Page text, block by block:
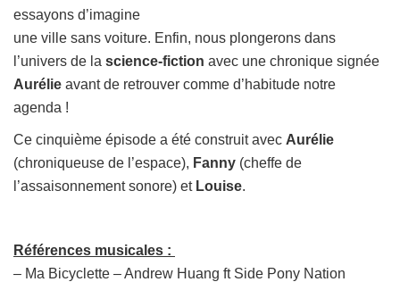
essayons d’imagine
une ville sans voiture. Enfin, nous plongerons dans
l’univers de la science-fiction avec une chronique signée
Aurélie avant de retrouver comme d’habitude notre
agenda !
Ce cinquième épisode a été construit avec Aurélie
(chroniqueuse de l’espace), Fanny (cheffe de
l’assaisonnement sonore) et Louise.
Références musicales :
– Ma Bicyclette – Andrew Huang ft Side Pony Nation